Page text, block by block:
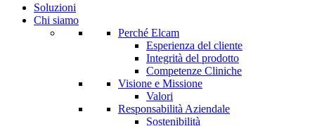
Soluzioni
Chi siamo
Perché Elcam
Esperienza del cliente
Integrità del prodotto
Competenze Cliniche
Visione e Missione
Valori
Responsabilità Aziendale
Sostenibilità